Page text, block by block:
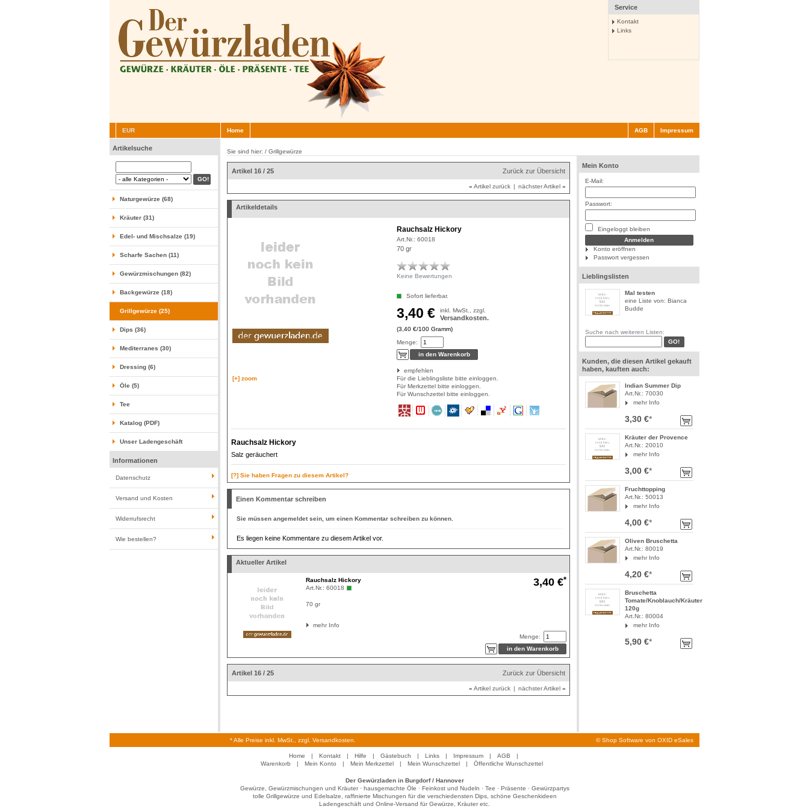
Service
Kontakt
Links
EUR Home AGB Impressum
Artikelsuche
Naturgewürze (68)
Kräuter (31)
Edel- und Mischsalze (19)
Scharfe Sachen (11)
Gewürzmischungen (82)
Backgewürze (18)
Grillgewürze (25)
Dips (36)
Mediterranes (30)
Dressing (6)
Öle (5)
Tee
Katalog (PDF)
Unser Ladengeschäft
Informationen
Datenschutz
Versand und Kosten
Widerrufsrecht
Wie bestellen?
Sie sind hier: / Grillgewürze
Mein Konto
E-Mail:
Passwort:
Eingeloggt bleiben
Konto eröffnen
Passwort vergessen
Lieblingslisten
Mal testen
eine Liste von: Bianca
Budde
Suche nach weiteren Listen:
Kunden, die diesen Artikel gekauft
haben, kauften auch:
Indian Summer Dip
Art.Nr.: 70030
mehr Info
3,30 €*
Kräuter der Provence
Art.Nr.: 20010
mehr Info
3,00 €*
Fruchttopping
Art.Nr.: 50013
mehr Info
4,00 €*
Oliven Bruschetta
Art.Nr.: 80019
mehr Info
4,20 €*
Bruschetta
Tomate/Knoblauch/Kräuter
120g
Art.Nr.: 80004
mehr Info
5,90 €*
Artikel 16 / 25 Zurück zur Übersicht
« Artikel zurück | nächster Artikel »
Artikeldetails
Rauchsalz Hickory
Art.Nr.: 60018
[+] zoom
70 gr
Keine Bewertungen
Sofort lieferbar.
3,40 € inkl. MwSt., zzgl.
Versandkosten.
(3,40 €/100 Gramm)
Menge:
empfehlen
Für die Lieblingsliste bitte einloggen.
Für Merkzettel bitte einloggen.
Für Wunschzettel bitte einloggen.
Rauchsalz Hickory
Salz geräuchert
[?] Sie haben Fragen zu diesem Artikel?
Einen Kommentar schreiben
Sie müssen angemeldetsein, um einen Kommentar schreiben zu können.
Es liegen keine Kommentare zu diesem Artikel vor.
Aktueller Artikel
Rauchsalz Hickory
Art.Nr.: 60018
70 gr
mehr Info
3,40 €*
Menge:
Artikel 16 / 25 Zurück zur Übersicht
« Artikel zurück | nächster Artikel »
* Alle Preise inkl. MwSt., zzgl. Versandkosten. ©Shop Software von OXID eSales
Home | Kontakt | Hilfe | Gästebuch | Links | Impressum | AGB
|
Warenkorb
| Mein Konto | Mein Merkzettel | Mein Wunschzettel | Öffentliche Wunschzettel
Der Gewürzladen in Burgdorf / Hannover
Gewürze, Gewürzmischungen und Kräuter · hausgemachte Öle · Feinkost und Nudeln · Tee · Präsente · Gewürzpartys
tolle Grillgewürze und Edelsalze, raffinierte Mischungen für die verschiedensten Dips, schöne Geschenkideen
Ladengeschäft und Online-Versand für Gewürze, Kräuter etc.